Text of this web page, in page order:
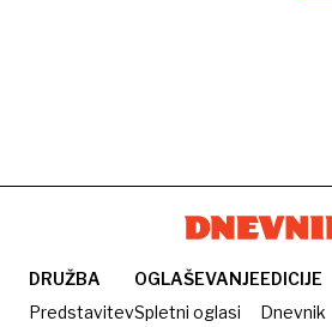
DRUŽBA
Predstavitev
OGLAŠEVANJE
Spletni oglasi
EDICIJE
Dnevnik